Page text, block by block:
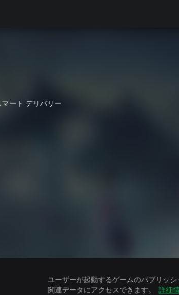
マート デリバリー
ユーザーが起動するゲームのパブリッ
関連データにアクセスできます。
詳細